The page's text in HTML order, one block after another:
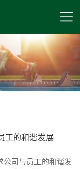
工的和谐发展
公司与员工的和谐发